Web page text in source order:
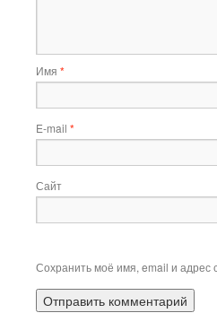
Имя *
E-mail *
Сайт
Сохранить моё имя, email и адрес